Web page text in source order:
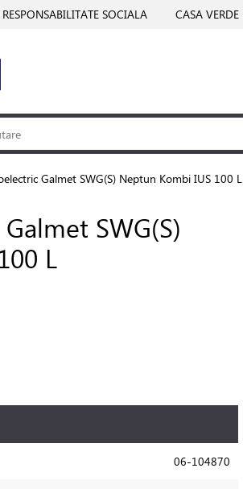
RESPONSABILITATE SOCIALA CASA VERDE
Galmet SWG(S) Neptun Kombi IUS 100 L
SWG(S)
L
06-104870